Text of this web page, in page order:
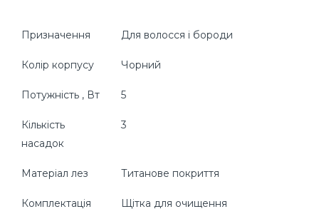
Призначення Для волосся і бороди
Колір корпусу Чорний
Потужність , Вт 5
Кількість
насадок
3
Матеріал лез Титанове покриття
Комплектація
Щітка для очищення